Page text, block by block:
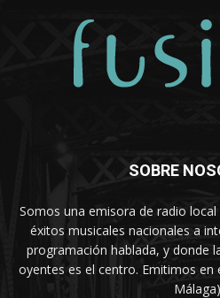
SOBRE
Somos una emisora de radio
éxitos musicales nacionales a
programación hablada, y donde
oyentes es el centro. Emitimos en